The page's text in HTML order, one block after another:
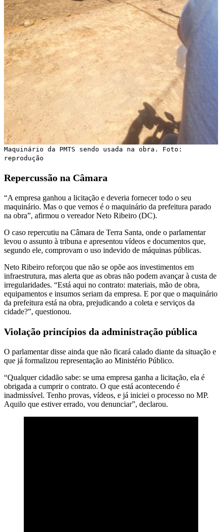
Maquinário da PMTS sendo usada na obra. Foto:
reprodução
Repercussão na Câmara
“A empresa ganhou a licitação e deveria fornecer todo o seu
maquinário. Mas o que vemos é o maquinário da prefeitura parado
na obra”, afirmou o vereador Neto Ribeiro (DC).
O caso repercutiu na Câmara de Terra Santa, onde o parlamentar
levou o assunto à tribuna e apresentou vídeos e documentos que,
segundo ele, comprovam o uso indevido de máquinas públicas.
Neto Ribeiro reforçou que não se opõe aos investimentos em
infraestrutura, mas alerta que as obras não podem avançar à custa de
irregularidades. “Está aqui no contrato: materiais, mão de obra,
equipamentos e insumos seriam da empresa. E por que o maquinário
da prefeitura está na obra, prejudicando a coleta e serviços da
cidade?”, questionou.
Violação princípios da administração pública
O parlamentar disse ainda que não ficará calado diante da situação e
que já formalizou representação ao Ministério Público.
“Qualquer cidadão sabe: se uma empresa ganha a licitação, ela é
obrigada a cumprir o contrato. O que está acontecendo é
inadmissível. Tenho provas, vídeos, e já iniciei o processo no MP.
Aquilo que estiver errado, vou denunciar”, declarou.